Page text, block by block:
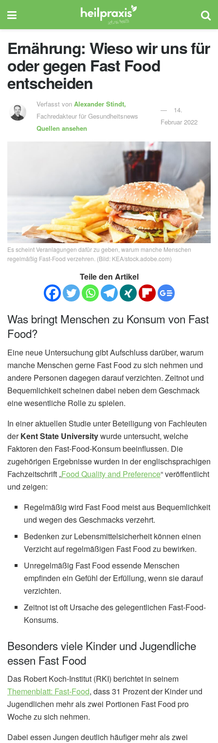
Ernährung: Wieso wir uns für
oder gegen Fast Food
entscheiden
Verfasst vonAlexander Stindt,
Fachredakteur für Gesundheitsnews
Quellen ansehen
14.
Februar 2022
Es scheint Veranlagungen dafür zu geben, warum manche Menschen
regelmäßig Fast-Food verzehren. (Bild: KEA/stock.adobe.com)
Teile den Artikel
Was bringt Menschen zu Konsum von Fast
Food?
Eine neue Untersuchung gibt Aufschluss darüber, warum
manche Menschen gerne Fast Food zu sich nehmen und
andere Personen dagegen darauf verzichten. Zeitnot und
Bequemlichkeit scheinen dabei neben dem Geschmack
eine wesentliche Rolle zu spielen.
In einer aktuellen Studie unter Beteiligung von Fachleuten
derKent State Universitywurde untersucht, welche
Faktoren den Fast-Food-Konsum beeinflussen. Die
zugehörigen Ergebnisse wurden in der englischsprachigen
Fachzeitschrift „Food Quality and Preference“ veröffentlicht
und zeigen:
Regelmäßig wird Fast Food meist aus Bequemlichkeit
und wegen des Geschmacks verzehrt.
Bedenken zur Lebensmittelsicherheit können einen
Verzicht auf regelmäßigen Fast Food zu bewirken.
Unregelmäßig Fast Food essende Menschen
empfinden ein Gefühl der Erfüllung, wenn sie darauf
verzichten.
Zeitnot ist oft Ursache des gelegentlichen Fast-Food-
Konsums.
Besonders viele Kinder und Jugendliche
essen Fast Food
Das Robert Koch-Institut (RKI) berichtet in seinem
Themenblatt: Fast-Food, dass 31 Prozent der Kinder und
Jugendlichen mehr als zwei Portionen Fast Food pro
Woche zu sich nehmen.
Dabei essen Jungen deutlich häufiger mehr als zwei